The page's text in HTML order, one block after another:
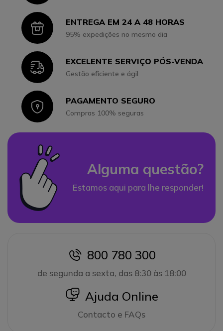
IconENTREGA EM 24 A 48 HORAS
95% expedições no mesmo dia
IconEXCELENTE SERVIÇO PÓS-VENDA
Gestão eficiente e ágil
IconPAGAMENTO SEGURO
Compras 100% seguras
Alguma questão?
Estamos aqui para lhe responder!
icon
800 780 300
de segunda a sexta, das 8:30 às 18:00
icon
Ajuda Online
Contacto e FAQs